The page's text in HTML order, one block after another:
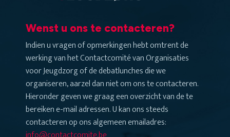
Wenst u ons te contacteren?
Indien u vragen of opmerkingen hebt omtrent de
werking van het Contactcomité van Organisaties
voor Jeugdzorg of de debatlunches die we
organiseren, aarzel dan niet om ons te contacteren.
Hieronder geven we graag een overzicht van de te
bereiken e-mail adressen. U kan ons steeds
contacteren op ons algemeen emailadres: